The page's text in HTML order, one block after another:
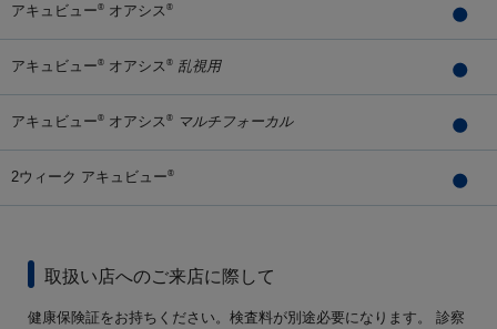
アキュビュー® オアシス ®
アキュビュー® オアシス ® 乱視用
アキュビュー® オアシス ® マルチフォーカル
2ウィーク アキュビュー®
取扱い店へのご来店に際して
健康保険証をお持ちください。検査料が別途必要になります。 診察